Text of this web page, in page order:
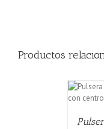
Productos